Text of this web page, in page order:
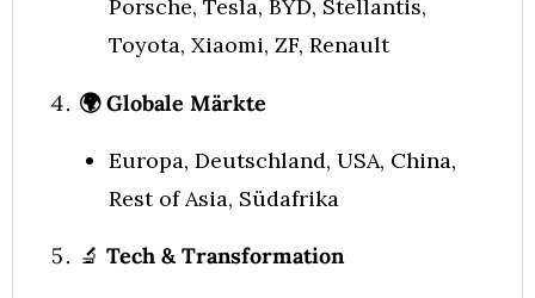
Porsche, Tesla, BYD, Stellantis,
Toyota, Xiaomi, ZF, Renault
🌍 Globale Märkte
Europa, Deutschland, USA, China,
Rest of Asia, Südafrika
🔬 Tech & Transformation